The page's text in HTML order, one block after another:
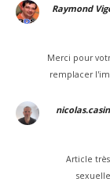
Raymond
Merci pour
remplacer
Article